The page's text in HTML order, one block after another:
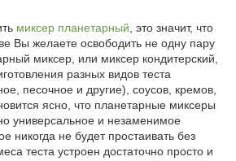
миксер планетарный , это значит, что
Вы желаете освободить не одну пару
миксер, или миксер кондитерский,
разных видов теста
песочное и другие), соусов, кремов,
ясно, что планетарные миксеры
универсальное и незаменимое
никогда не будет простаивать без
теста устроен достаточно просто и